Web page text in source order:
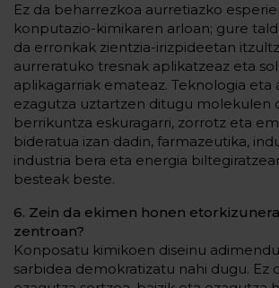
Ez da beharrezkoa aurretiazko
konputazio-kimikaren arloan; gure
da erronkak zientzia-irizpideetan
aurreratuko tresnak aplikatzeaz eta
aplikagarriak emateaz. Teknologia eta
ezagutza uztartzen ditugu molekulen
berrikuntza eskuragarri, zorrotz eta
bideratua izan dadin, farmazeutika,
industria bera eta energia
besteak beste.
6. Zein da ekimen honen
zentroan?
Konposatu kimikoen diseinu
sarbidea demokratizatu nahi dugu. Ez